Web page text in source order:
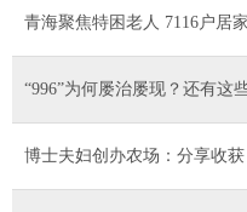
青海聚焦特困老人 7116户居
“996”为何屡治屡现？还有这
博士夫妇创办农场：分享收